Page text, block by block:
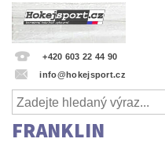
+420 603 22 44 90
info@hokejsport.cz
FRANKLIN